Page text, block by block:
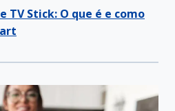
TV Stick: O que é e como